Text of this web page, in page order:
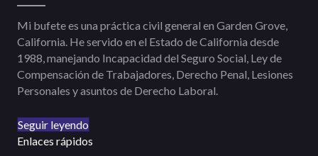
Mi bufete es una práctica civil general en Garden Grove,
California. He servido en el Estado de California desde
1988, manejando Incapacidad del Seguro Social, Ley de
Compensación de Trabajadores, Derecho Penal, Lesiones
Personales y asuntos de Derecho Laboral.
Seguir leyendo
Enlaces rápidos